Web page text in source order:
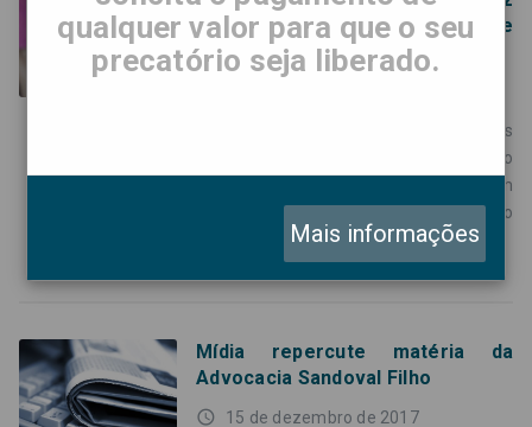
pagamentos de RPVs repercute
na imprensa
A aprovação do PL 899/19, que reduz os
pagamentos de Requisições de Pequeno
Valor (RPVs) do Estado, também
chamadas de Obrigações de Pequeno
Mídia repercute matéria da
Advocacia Sandoval Filho
access_time 15 de dezembro de 2017
qualquer valor para que o seu
precatório seja liberado.
Mais informações